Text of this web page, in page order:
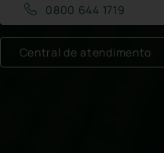
0800 644 1719
Central de atendimento